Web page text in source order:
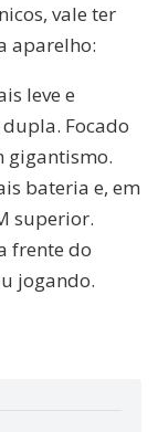
vale ter
aparelho:
leve e
Focado
gigantismo.
bateria e, em
superior.
frente do
jogando.